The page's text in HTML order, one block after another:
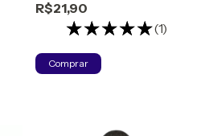
R$21,90
(1)
Comprar